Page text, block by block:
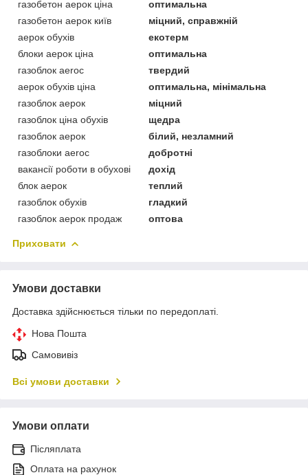
газобетон аерок ціна
оптимальна
газобетон аерок київ
міцний, справжній
аерок обухів
екотерм
блоки аерок ціна
оптимальна
газоблок aeroc
твердий
аерок обухів ціна
оптимальна, мінімальна
газоблок аерок
міцний
газоблок ціна обухів
щедра
газоблок аерок
білий, незламний
газоблоки aeroc
добротні
вакансії роботи в обухові
дохід
блок аерок
теплий
газоблок обухів
гладкий
газоблок аерок продаж
оптова
Приховати
Умови доставки
Доставка здійснюється тільки по передоплаті.
Нова Пошта
Самовивіз
Всі умови доставки
Умови оплати
Післяплата
Оплата на рахунок